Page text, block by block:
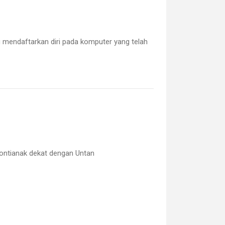
diri pada komputer yang telah
dekat dengan Untan